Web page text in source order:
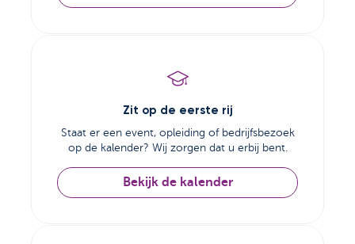
Zit op de eerste rij
Staat er een event, opleiding of bedrijfsbezoek
op de kalender? Wij zorgen dat u erbij bent.
Bekijk de kalender